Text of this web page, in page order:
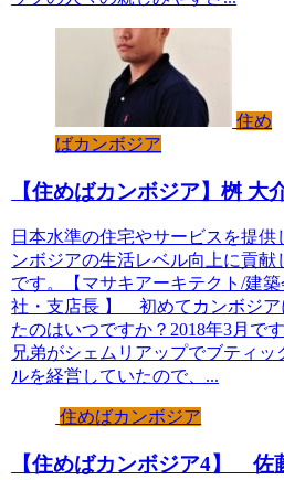
住め
ばカンボジア
【住めばカンボジア】桝 大
日本水準の住宅やサービスを提供
ンボジアの生活レベル向上に貢献
です。【マサキアーキテクト/建築
社・支店長 】 初めてカンボジア
たのはいつですか？2018年3月で
兄弟がシェムリアップでブティッ
ルを経営していたので、...
住めばカンボジア
【住めばカンボジア4】 佐